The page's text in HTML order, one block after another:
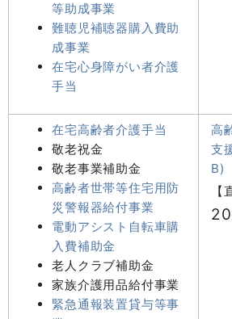
等助成事業
難聴児補聴器購入費助
成事業
在宅心身障がい者介護
手当
在宅高齢者介護手当
敬老祝金
敬老事業補助金
高齢者世帯等住宅用防
災警報器給付事業
電動アシスト自転車購
入費補助金
老人クラブ補助金
家族介護用品給付事業
緊急通報装置貸与等事
高
支
B)
【
20